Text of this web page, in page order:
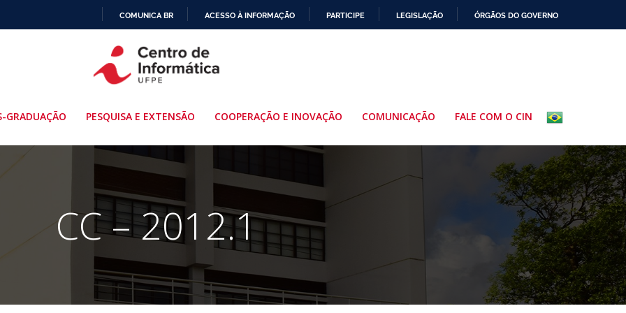
PARA
O
COMUNICA BR ACESSO À INFORMAÇÃO PARTICIPE LEGISLAÇÃO ÓRGÃOS DO GOVERNO
GRADUAÇÃO PESQUISA E EXTENSÃO COOPERAÇÃO E INOVAÇÃO COMUNICAÇÃO FALE COM O CIN
CC – 2012.1